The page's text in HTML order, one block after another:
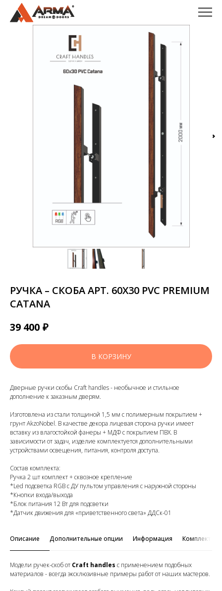
РУЧКА – СКОБА АРТ. 60Х30 PVC PREMIUM
CATANA
39 400 ₽
В КОРЗИНУ
Дверные ручки скобы Craft handles - необычное и стильное
дополнение к заказным дверям.
Изготовлена из стали толщиной 1,5 мм с полимерным покрытием +
грунт AkzoNobel. В качестве декора лицевая сторона ручки имеет
вставку из влагостойкой фанеры + МДФ с покрытием ПВХ. В
зависимости от задач, изделие комплектуется дополнительными
устройствами освещения, питания, контроля доступа.
Состав комплекта:
Ручка 2 шт комплект + сквозное крепление
*Led подсветка RGB с ДУ пультом управления с наружной стороны
*Кнопки входа/выхода
*Блок питания 12 Вт для подсветки
*Датчик движения для «приветственного света» ДДСк-01
Описание Дополнительные опции Информация
Модели ручек-скоб от Craft handles с применением подобных
материалов - всегда эксклюзивные примеры работ от наших мастеров.